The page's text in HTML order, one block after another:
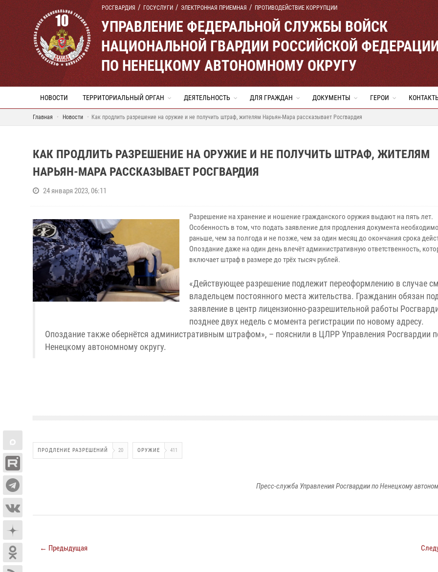
РОСГВАРДИЯ ГОСУСЛУГИ ЭЛЕКТРОННАЯ ПРИЕМНАЯ ПРОТИВОДЕЙСТВИЕ КОРРУПЦИИ
УПРАВЛЕНИЕ ФЕДЕРАЛЬНОЙ СЛУЖБЫ ВОЙСК
НАЦИОНАЛЬНОЙ ГВАРДИИ РОССИЙСКОЙ
ПО НЕНЕЦКОМУ АВТОНОМНОМУ ОКРУГУ
НОВОСТИ ТЕРРИТОРИАЛЬНЫЙ ОРГАН ДЕЯТЕЛЬНОСТЬ ДЛЯ ГРАЖДАН ДОКУМЕНТЫ ГЕРОИ
Главная Новости Как продлить разрешение на оружие и не получить штраф, жителям Нарьян-Мара рассказывает Росгвардия
КАК ПРОДЛИТЬ РАЗРЕШЕНИЕ НА ОРУЖИЕ И НЕ ПОЛУЧИТЬ ШТРАФ, ЖИТЕЛЯМ
НАРЬЯН-МАРА РАССКАЗЫВАЕТ РОСГВАРДИЯ
24 января 2023, 06:11
Разрешение на хранение и ношение гражданского оружия выдают на пять лет.
Особенность в том, что подать заявление для продления документа
раньше, чем за полгода и не позже, чем за один месяц до окончания срока
Опоздание даже на один день влечёт административную ответственность,
включает штраф в размере до трёх тысяч рублей.
«Действующее разрешение подлежит переоформлению в случае
владельцем постоянного места жительства. Гражданин обязан
заявление в центр лицензионно-разрешительной работы
позднее двух недель с момента регистрации по новому адресу.
Опоздание также обернётся административным штрафом», – пояснили в ЦЛРР Управления Росгвардии
Ненецкому автономному округу.
ПРОДЛЕНИЕ РАЗРЕШЕНИЙ 20 ОРУЖИЕ 411
Пресс-служба Управления Росгвардии по Ненецкому
← Предыдущая